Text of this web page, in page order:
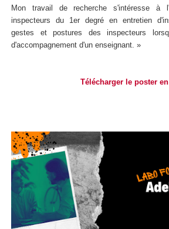
Mon travail de recherche s'intéresse à
inspecteurs du 1er degré en entretien
gestes et postures des inspecteurs
d'accompagnement d'un enseignant. »
Télécharger le poster